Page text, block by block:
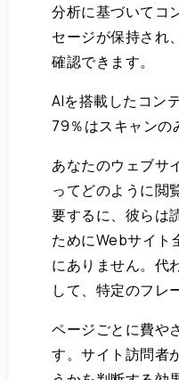
分析に基づいてコ
セージが保持され
確認できます。
AIを搭載したコン
79％はスキャンの
あなたのウェブサ
ってどのように閲
要するに、彼らは
ためにWebサイト
にありません。代
して、特定のフレ
ページごとに費や
す。サイト訪問者